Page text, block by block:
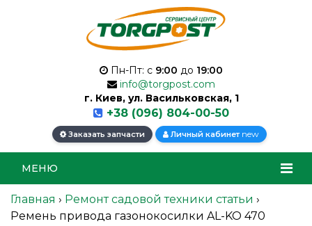
Пн-Пт: с 9:00 до 19:00
info@torgpost.com
г. Киев, ул. Васильковская, 1
+38 (096) 804-00-50
Заказать запчасти Личный кабинет new
МЕНЮ
Главная › Ремонт садовой техники статьи ›
Ремень привода газонокосилки AL-KO 470